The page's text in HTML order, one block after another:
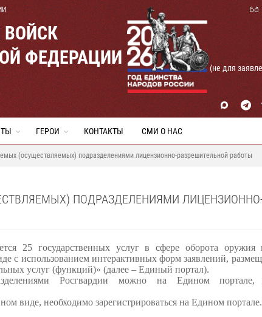
ФЕДЕРАЦИИ
(не для
ГЕРОИ КОНТАКТЫ СМИ О НАС
(осуществляемых) подразделениями лицензионно-разрешительной работы
ПОДРАЗДЕЛЕНИЯМИ
25 государственных услуг в сфере оборота
с использованием интерактивных форм заявлений,
услуг (функций)» (далее – Единый портал).
Росгвардии можно на Едином
виде, необходимо зарегистрироваться на Едином